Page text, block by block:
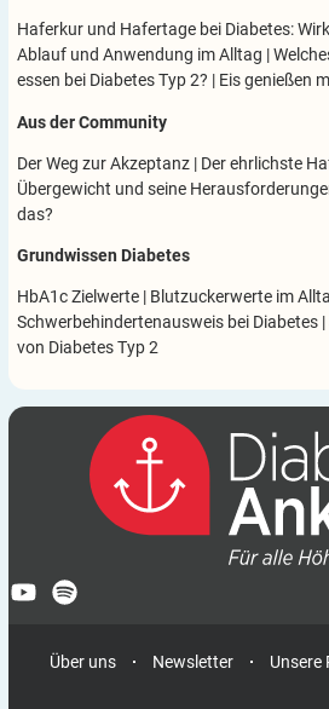
Haferkur und Hafertage bei Diabetes:
Ablauf und Anwendung im Alltag |
essen bei Diabetes Typ 2? | Eis genießen
Aus der Community
Der Weg zur Akzeptanz | Der ehrlichste
Übergewicht und seine
das?
Grundwissen Diabetes
HbA1c Zielwerte | Blutzuckerwerte im
Schwerbehindertenausweis bei Diabetes |
von Diabetes Typ 2
Über uns Newsletter Unsere